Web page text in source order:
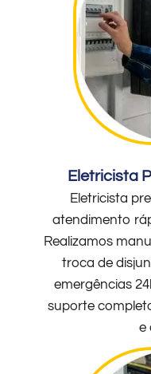
Eletricista
Eletricista
atendimento
Realizamos
troca de
emergências
suporte
e